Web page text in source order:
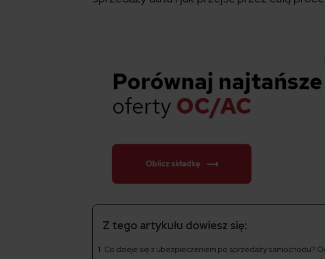
Z tego artykułu dowiesz się:
Co dzieje się z ubezpieczeniem po sprzedaży samochodu?